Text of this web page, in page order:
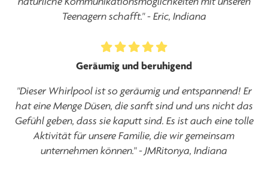
Teenagern schafft." - Eric, Indiana
Geräumig und beruhigend
"Dieser Whirlpool ist so geräumig und entspannend! Er
hat eine Menge Düsen, die sanft sind und uns nicht das
Gefühl geben, dass sie kaputt sind. Es ist auch eine tolle
Aktivität für unsere Familie, die wir gemeinsam
unternehmen können." - JMRitonya, Indiana